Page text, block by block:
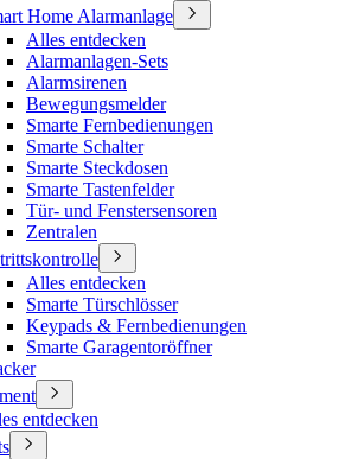
Home Alarmanlage
Alles entdecken
Alarmanlagen-Sets
Alarmsirenen
Bewegungsmelder
Smarte Fernbedienungen
Smarte Schalter
Smarte Steckdosen
Smarte Tastenfelder
Tür- und Fenstersensoren
Zentralen
Alles entdecken
Smarte Türschlösser
Keypads & Fernbedienungen
Smarte Garagentoröffner
entdecken